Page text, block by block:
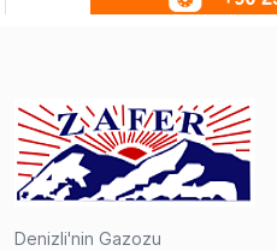
Denizli'nin Gazozu